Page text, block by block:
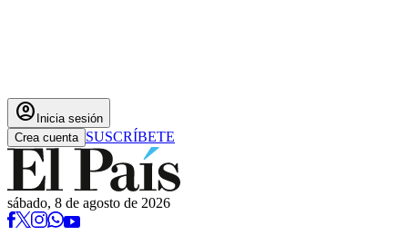
account_circle Inicia sesión
Crea cuenta SUSCRÍBETE
sábado, 8 de agosto de 2026